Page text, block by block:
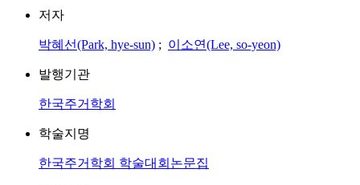
저자
박혜선(Park, hye-sun) ; 이소연(Lee, so-yeon)
발행기관
한국주거학회
학술지명
한국주거학회 학술대회논문집